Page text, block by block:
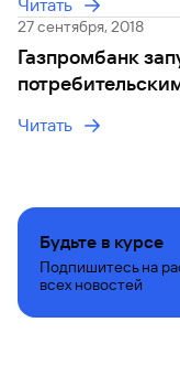
денежных
средств
поиск
поиск
по
сайту
Вклады
Читать
27 сентября, 2018
Газпромбанк
Читать
Будьте в курсе
Подпишитесь на
всех новостей